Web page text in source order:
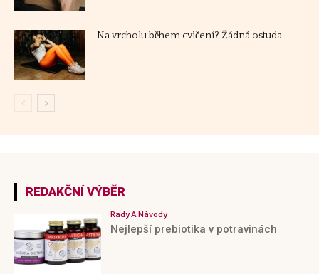
Na vrcholu během cvičení? Žádná ostuda
REDAKČNÍ VÝBĚR
Rady A Návody
Nejlepší prebiotika v potravinách